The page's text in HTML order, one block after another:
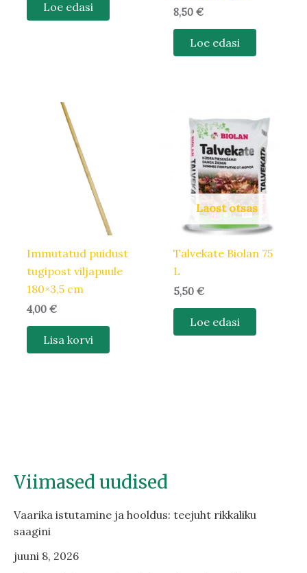
Viimased uudised
Vaarika istutamine ja hooldus: teejuht rikkaliku
saagini
juuni 8, 2026
Loe edasi 8,50€
Loe edasi
Immutatud puidust
tugipost viljapuule
180×3,5 cm
4,00€
Lisa korvi
Laost otsas
Talvekate Biolan 75
L
5,50€
Loe edasi